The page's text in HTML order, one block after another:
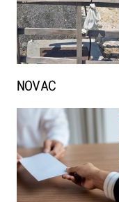
NOVAC